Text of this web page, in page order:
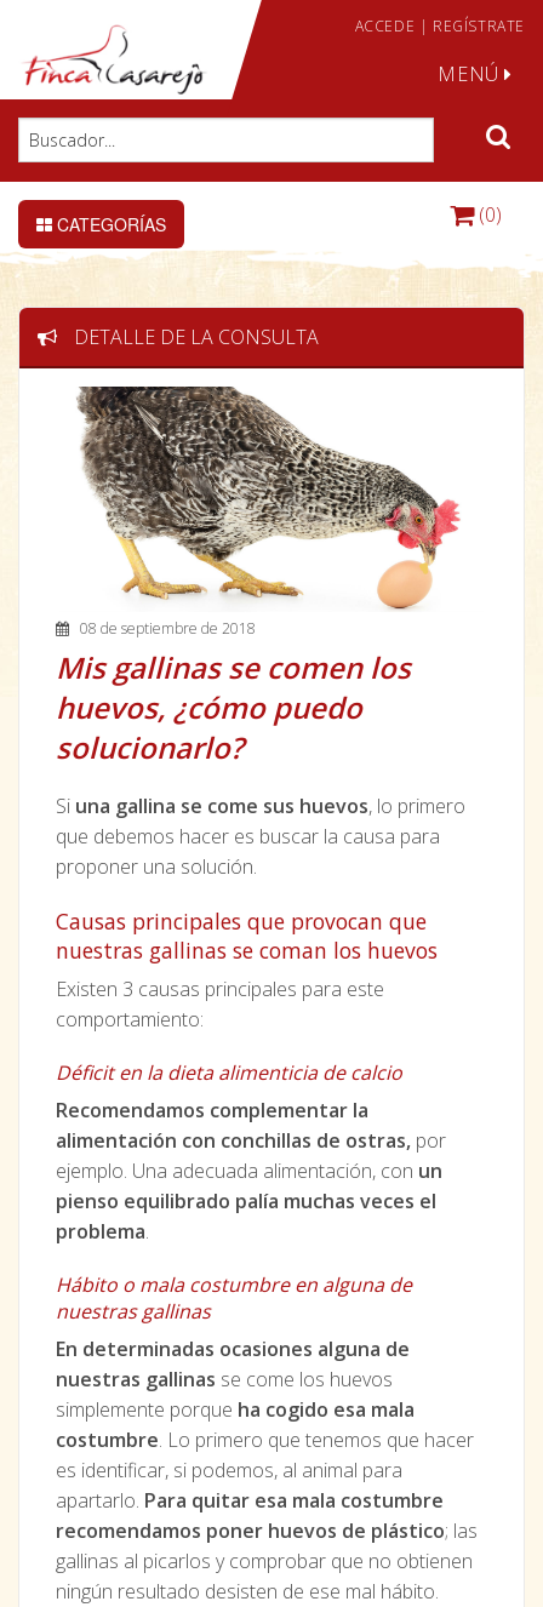
ACCEDE | REGÍSTRATE
MENÚ
CATEGORÍAS (0)
DETALLE DE LA CONSULTA
08 de septiembre de 2018
Mis gallinas se comen los
huevos, ¿cómo puedo
solucionarlo?
Si una gallina se come sus huevos, lo primero
que debemos hacer es buscar la causa para
proponer una solución.
Causas principales que provocan que
nuestras gallinas se coman los huevos
Existen 3 causas principales para este
comportamiento:
Déficit en la dieta alimenticia de calcio
Recomendamos complementar la
alimentación con conchillas de ostras, por
ejemplo. Una adecuada alimentación, con un
pienso equilibrado palía muchas veces el
problema.
Hábito o mala costumbre en alguna de
nuestras gallinas
En determinadas ocasiones alguna de
nuestras gallinas se come los huevos
simplemente porque ha cogido esa mala
costumbre. Lo primero que tenemos que hacer
es identificar, si podemos, al animal para
apartarlo. Para quitar esa mala costumbre
recomendamos poner huevos de plástico; las
gallinas al picarlos y comprobar que no obtienen
ningún resultado desisten de ese mal hábito.